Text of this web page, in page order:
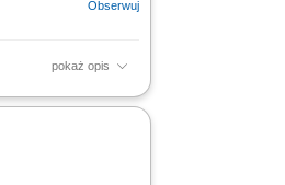
pokaż opis
stanów